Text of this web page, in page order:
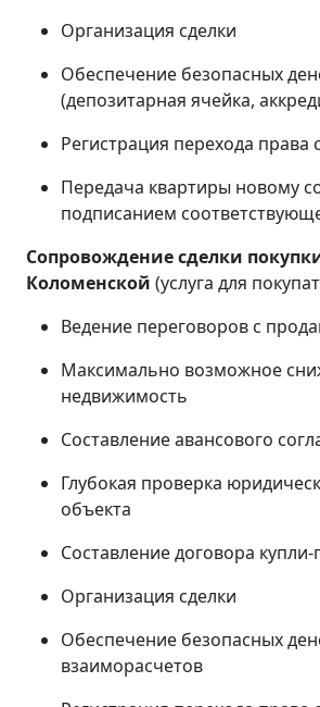
Организация сделки
Обеспечение безопасных
(депозитарная ячейка,
Регистрация перехода права
Передача квартиры новому
подписанием
Сопровождение сделки
Коломенской (услуга для
Ведение переговоров с
Максимально возможное
недвижимость
Составление авансового
Глубокая проверка
объекта
Составление договора
Организация сделки
Обеспечение безопасных
взаиморасчетов